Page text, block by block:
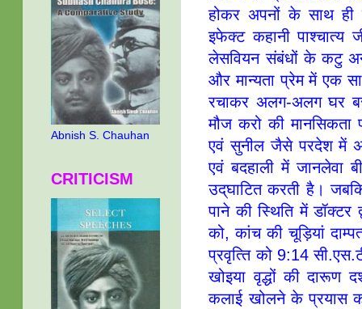
होकर अपनों के साथ ही
इफेक्‍ट कहानी पाश्‍चात्‍य
लेसवियन संबंधों के कटु
और मान्‍यता प्रेम में एक
रचाकर अलग-अलग घर
मौज करो की मानसिकता
एवं सुनील जैसे परदेश में
एवं बदहाली में जानलेवा
उद्‌घाटित करती है। जबकि
पाने की स्‍थिति में
को, कांच की चूड़ियां
प्रवृत्‍ति को 9:14
खोइया वृद्धों की
कलाई खोलने के प्रयास
Abnish S. Chauhan
CRITICISM